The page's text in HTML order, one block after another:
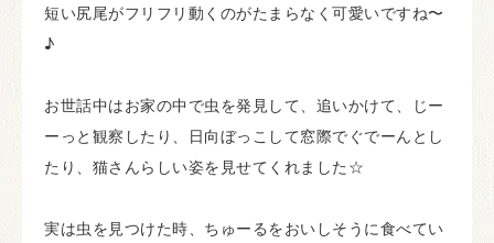
短い尻尾がフリフリ動くのがたまらなく可愛いですね〜
♪
お世話中はお家の中で虫を発見して、追いかけて、じー
ーっと観察したり、日向ぼっこして窓際でぐでーんとし
たり、猫さんらしい姿を見せてくれました☆
実は虫を見つけた時、ちゅーるをおいしそうに食べてい